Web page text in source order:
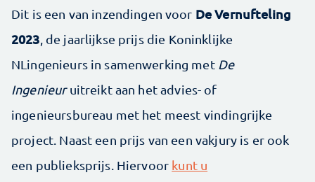
Dit is een van inzendingen voor De Vernufteling
2023, de jaarlijkse prijs die Koninklijke
NLingenieurs in samenwerking met De
Ingenieuruitreikt aan het advies- of
ingenieursbureau met het meest vindingrijke
project. Naast een prijs van een vakjury is er ook
een publieksprijs. Hiervoor kunt u